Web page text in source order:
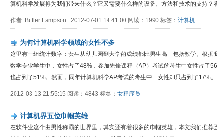
算机科学发展将为我们带来什么？它又需要什么样的设备、方法和技术的支持？
作者: Butler Lampson 2012-07-01 14:41:00 阅读：1990 标签： 计算机
为何计算机科学领域的女性不多
这里有一组统计数字：女生从幼儿园到大学的成绩都比男生高，包括数学。根
数学专业学生中，女性占了48%，参加先修课程（AP）考试的考生中女性占了
也占到了51%。然而，同年计算机科学AP考试的考生中，女性却只占到了17%
2012-03-13 21:55:15 阅读：4843 标签： 女程序员
计算机界五位巾帼英雄
在软件业这个由男性称霸的世界里，其实还有着很多的巾帼英雄，本文我们推